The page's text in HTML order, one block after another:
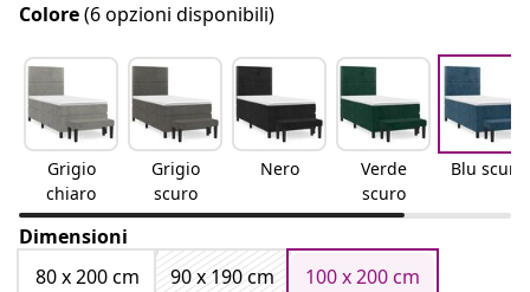
Colore(6 opzioni disponibili)
Grigio
chiaro
Grigio
scuro
Nero
Verde
scuro
Blu scuro
Dimensioni
80 x 200 cm
90 x 190 cm
100 x 200 cm